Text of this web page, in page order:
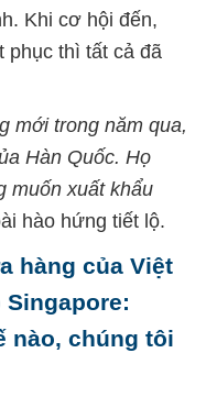
Khi cơ hội đến,
phục thì tất cả đã
mới trong năm qua,
Hàn Quốc. Họ
muốn xuất khẩu
hào hứng tiết lộ.
hàng của Việt
Singapore:
nào, chúng tôi